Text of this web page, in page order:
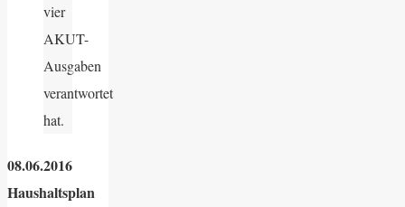
vier
AKUT-
Ausgaben
verantwortet
hat.
08.06.2016
Haushaltsplan